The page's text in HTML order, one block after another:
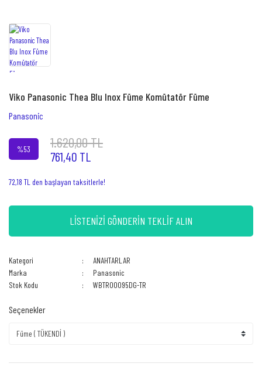
Viko Panasonic Thea Blu Inox Füme Komütatör Füme
Panasonic
%53 1.620,00 TL
761,40 TL
72,18 TL den başlayan taksitlerle!
LİSTENİZİ GÖNDERİN TEKLİF ALIN
Kategori
ANAHTARLAR
Marka
Panasonic
Stok Kodu
WBTR00095DG-TR
Seçenekler